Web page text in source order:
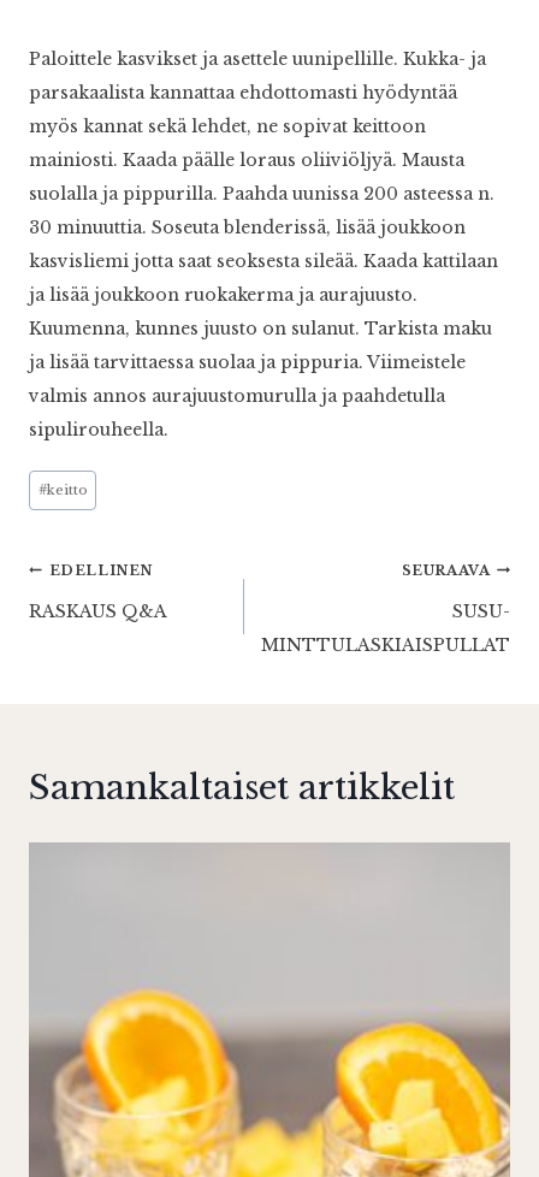
Paloittele kasvikset ja asettele uunipellille. Kukka- ja
parsakaalista kannattaa ehdottomasti hyödyntää
myös kannat sekä lehdet, ne sopivat keittoon
mainiosti. Kaada päälle loraus oliiviöljyä. Mausta
suolalla ja pippurilla. Paahda uunissa 200 asteessa n.
30 minuuttia. Soseuta blenderissä, lisää joukkoon
kasvisliemi jotta saat seoksesta sileää. Kaada kattilaan
ja lisää joukkoon ruokakerma ja aurajuusto.
Kuumenna, kunnes juusto on sulanut. Tarkista maku
ja lisää tarvittaessa suolaa ja pippuria. Viimeistele
valmis annos aurajuustomurulla ja paahdetulla
sipulirouheella.
Avainsanat:
#keitto
Artikkelien
selaus
EDELLINEN
RASKAUS Q&A
SEURAAVA
SUSU-
MINTTULASKIAISPULLAT
Samankaltaiset artikkelit